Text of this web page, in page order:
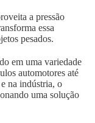
a pressão
essa
pesados.
em uma variedade
automotores até
na indústria, o
uma solução